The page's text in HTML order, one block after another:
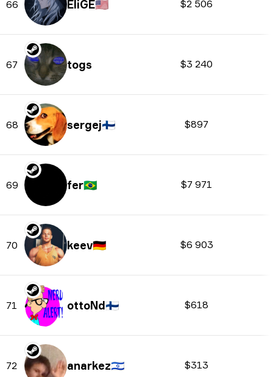
66 EliGE🇺🇸 $2 506
67 togs $3 240
68 sergej🇫🇮 $897
69 fer🇧🇷 $7 971
70 keev🇩🇪 $6 903
71 ottoNd🇫🇮 $618
72 anarkez🇮🇱 $313